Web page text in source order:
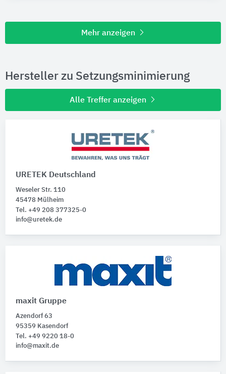
Mehr anzeigen
Hersteller zu Setzungsminimierung
Alle Treffer anzeigen
URETEK Deutschland
Weseler Str. 110
45478 Mülheim
Tel. +49 208 377325-0
info@uretek.de
maxit Gruppe
Azendorf 63
95359 Kasendorf
Tel. +49 9220 18-0
info@maxit.de